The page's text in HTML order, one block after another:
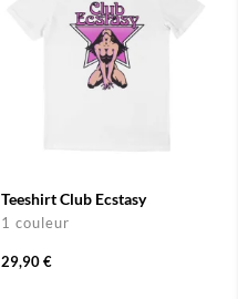
Teeshirt Club Ecstasy
1 couleur
29,90 €